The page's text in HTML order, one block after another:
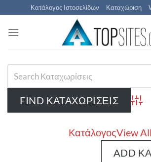
Μετάβαση
στο
περιεχόμενο
Κατάλογος Ιστοσελίδων Καταχώριση
ΚατάλογοςView
ADD